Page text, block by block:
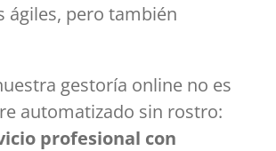
ágiles, pero también
gestoría online no es
automatizado sin rostro:
profesional con